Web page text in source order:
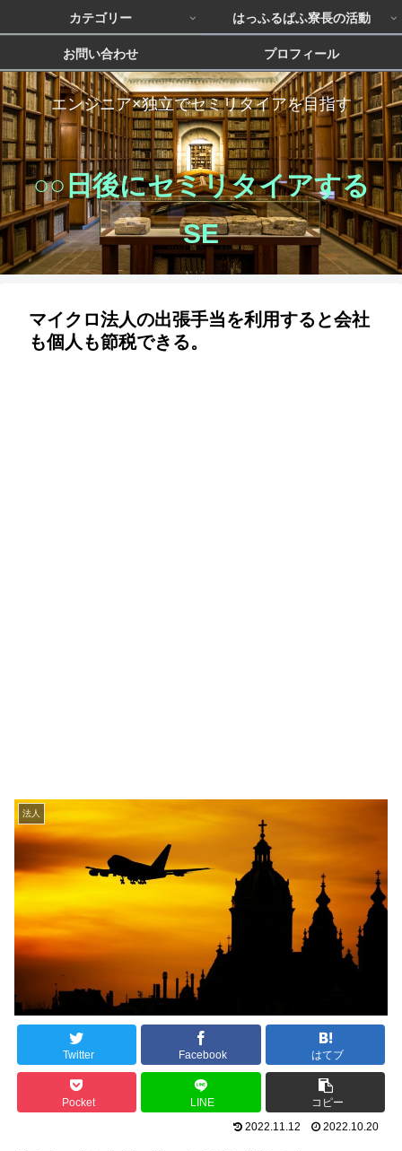
エンジニア×独立でセミリタイアを目指す
○○日後にセミリタイアする
SE
カテゴリー はっふるぱふ寮長の活動
お問い合わせ プロフィール
マイクロ法人の出張手当を利用すると会社
も個人も節税できる。
法人
Twitter Facebook はてブ
Pocket LINE
コピー
2022.11.12
2022.10.20